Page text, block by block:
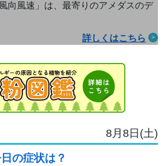
向風速」は、最寄りのアメダスのデ
詳しくはこちら
8月8日(土)
の症状は？